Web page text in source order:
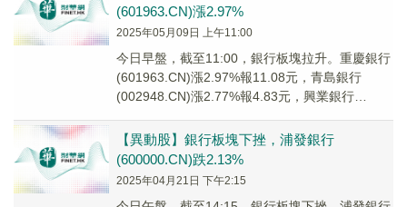
(601963.CN)漲2.97%
2025年05月09日 上午11:00
今日早盤，截至11:00，銀行板塊拉升。重慶銀行
(601963.CN)漲2.97%報11.08元，青島銀行
(002948.CN)漲2.77%報4.83元，興業銀行
【異動股】銀行板塊下挫，浦發銀行
(600000.CN)跌2.13%
2025年04月21日 下午2:15